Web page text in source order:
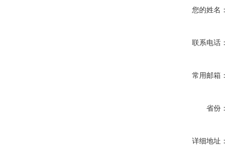
您的姓名：
联系电话：
常用邮箱：
省份：
详细地址：